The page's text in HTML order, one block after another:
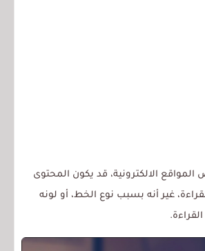
الالكترونية، قد يكون المحتوى
غير أنه بسبب نوع الخط، أو لونه